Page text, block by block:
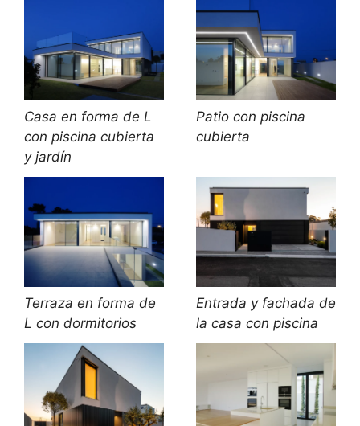
Casa en forma de L
con piscina cubierta
y jardín
Patio con piscina
cubierta
Terraza en forma de
L con dormitorios
Entrada y fachada de
la casa con piscina